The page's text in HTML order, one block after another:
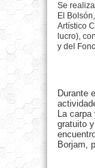
Se
El
Artístico
lucro),
y del
Durante
La
gratuito
Borjam,